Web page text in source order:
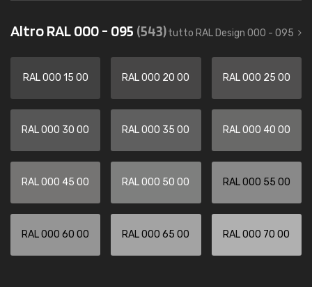
Altro RAL 000 - 095 (543)tutto RAL Design 000 - 095
RAL 000 15 00 RAL 000 20 00 RAL 000 25 00
RAL 000 30 00 RAL 000 35 00 RAL 000 40 00
RAL 000 45 00 RAL 000 50 00 RAL 000 55 00
RAL 000 60 00 RAL 000 65 00 RAL 000 70 00